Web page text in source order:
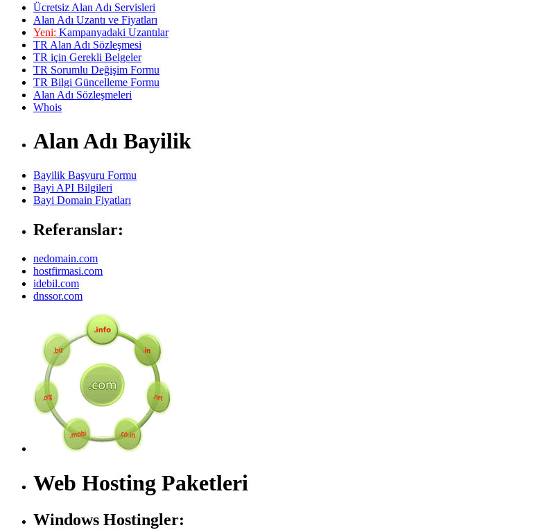
Ücretsiz Alan Adı Servisleri
Alan Adı Uzantı ve Fiyatları
Yeni: Kampanyadaki Uzantılar
TR Alan Adı Sözleşmesi
TR için Gerekli Belgeler
TR Sorumlu Değişim Formu
TR Bilgi Güncelleme Formu
Alan Adı Sözleşmeleri
Whois
Alan Adı Bayilik
Bayilik Başvuru Formu
Bayi API Bilgileri
Bayi Domain Fiyatları
Referanslar:
nedomain.com
hostfirmasi.com
idebil.com
dnssor.com
Web Hosting Paketleri
Windows Hostingler: